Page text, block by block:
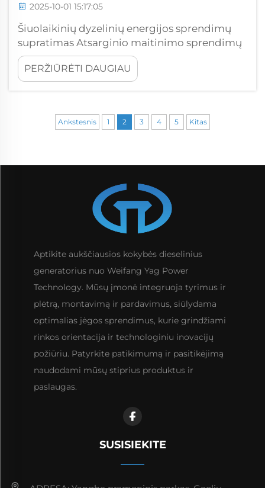
2025-10-01 15:17:05
Šiuolaikinių dyzelinių energijos sprendimų
supratimas Atsarginio maitinimo sprendimų
sratis žymiai išsivystė, o dyzeliniai energijos
generatoriai iki šiol yra patikimiausios
energijos tiekimo priemonės. Ar jūs saugote
PERŽIŪRĖTI DAUGIAU
Ankstesnis 1 2 3 4 5 Kitas
Aptikite aukščiausios kokybės dieselinius
generatorius nuo Weifang Yag Power
Technology. Mūsų įmonė integruoja tyrimus ir
plėtrą, montavimą ir pardavimus, siūlydama
optimalias jėgos sprendimus, kurie grindžiami
rinkos orientacija ir technologiniu inovacijų
požiūriu. Patyrkite patikimumą ir pasitikėjimą
naudodami mūsų stiprius produktus ir
paslaugas.
SUSISIEKITE